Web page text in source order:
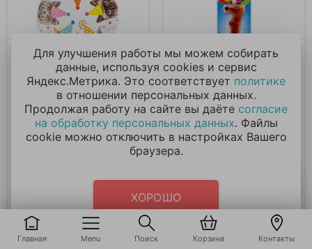
Главная Menu Поиск Корзина Контакты
Тарелки Котики, 6 шт
180₽
Свеча в виде
животных цифра 7
210₽
Для улучшения работы мы можем собирать
данные, используя cookies и сервис
Яндекс.Метрика. Это соответствует политике
в отношении персональных данных.
Продолжая работу на сайте вы даёте согласие
на обработку персональных данных. Файлы
cookie можно отключить в настройках Вашего
браузера.
ХОРОШО